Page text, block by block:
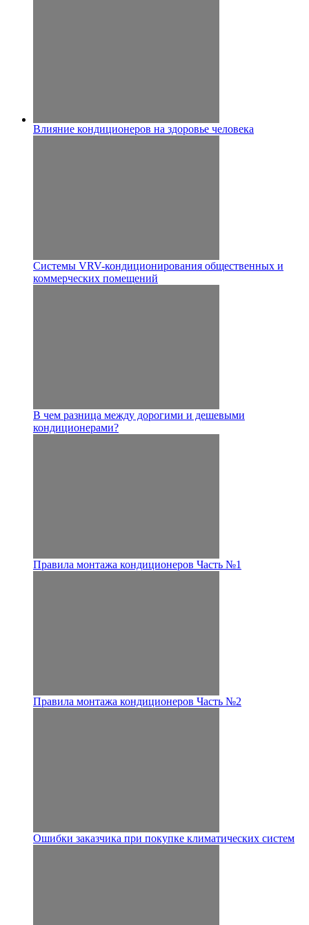
Влияние кондиционеров на здоровье человека
Системы VRV-кондиционирования общественных и
коммерческих помещений
В чем разница между дорогими и дешевыми
кондиционерами?
Правила монтажа кондиционеров Часть №1
Правила монтажа кондиционеров Часть №2
Ошибки заказчика при покупке климатических систем